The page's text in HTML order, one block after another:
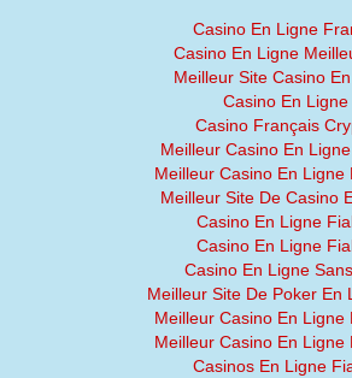
Casino En Ligne
Casino En Ligne
Meilleur Site Casino
Casino En Ligne
Casino Français
Meilleur Casino En
Meilleur Casino En Ligne
Meilleur Site De Casino
Casino En Ligne
Casino En Ligne
Casino En Ligne
Meilleur Site De Poker En
Meilleur Casino En Ligne
Meilleur Casino En Ligne
Casinos En Ligne